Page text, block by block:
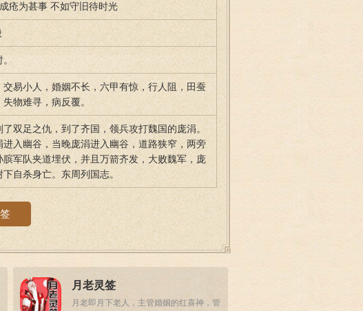
疮为甚事 不如守旧待时光
易小人，婚姻不长，六甲有惊，行人阻，田蚕
物难寻，病反覆。
双足之仇，到了齐国，领兵攻打魏国的庞涓。
入幽谷，当晚庞涓进入幽谷，道路狭窄，两旁
军队夹道埋伏，并且万箭齐发，大败魏军，庞
自杀身亡。东周列国志。
月老灵签
月老即月下老人，主管婚姻的红喜神，管